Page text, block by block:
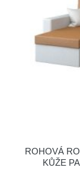
ROHOVÁ
KŮŽE